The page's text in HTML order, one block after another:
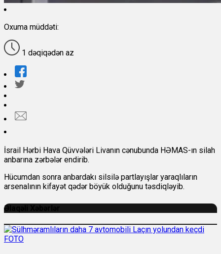
Oxuma müddəti:
1 dəqiqədən az
İsrail Hərbi Hava Qüvvələri Livanın cənubunda HƏMAS-ın silah
anbarına zərbələr endirib.
Hücumdan sonra anbardakı silsilə partlayışlar yaraqlıların
arsenalının kifayət qədər böyük olduğunu təsdiqləyib.
Əlaqəli Xəbərlər